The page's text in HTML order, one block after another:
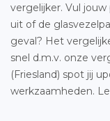
vergelijker. Vul
uit of de
geval? Het
snel d.m.v. onze
(Friesland) spot jij
werkzaamheden.